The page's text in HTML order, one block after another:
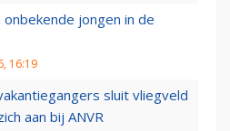
onbekende jongen in de
16:19
sluit vliegveld
aan bij ANVR